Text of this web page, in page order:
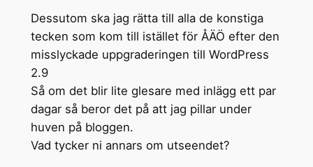
Dessutom ska jag rätta till alla de konstiga
tecken som kom till istället för ÅÄÖ efter den
misslyckade uppgraderingen till WordPress
2.9
Så om det blir lite glesare med inlägg ett par
dagar så beror det på att jag pillar under
huven på bloggen.
Vad tycker ni annars om utseendet?